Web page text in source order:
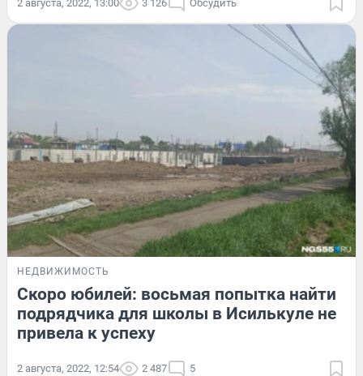
2 августа, 2022, 13:00 3 126 Обсудить
НЕДВИЖИМОСТЬ
Скоро юбилей: восьмая попытка найти
подрядчика для школы в Исилькуле не
привела к успеху
2 августа, 2022, 12:54 2 487 5